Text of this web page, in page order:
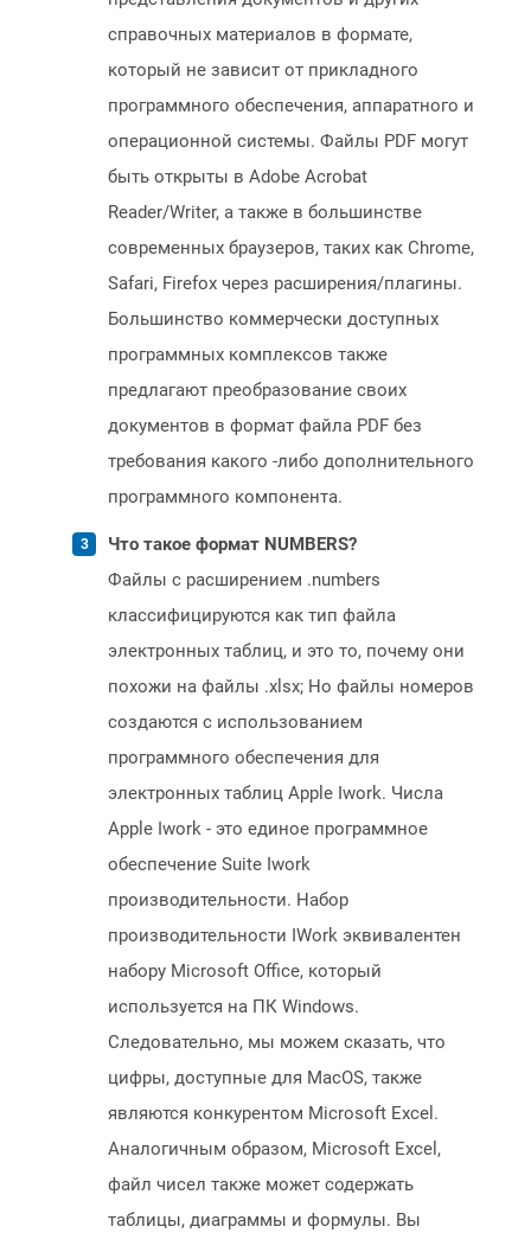
справочных материалов в формате,
который не зависит от прикладного
программного обеспечения, аппаратного и
операционной системы. Файлы PDF могут
быть открыты в Adobe Acrobat
Reader/Writer, а также в большинстве
современных браузеров, таких как Chrome,
Safari, Firefox через расширения/плагины.
Большинство коммерчески доступных
программных комплексов также
предлагают преобразование своих
документов в формат файла PDF без
требования какого -либо дополнительного
программного компонента.
Что такое формат NUMBERS?
Файлы с расширением .numbers
классифицируются как тип файла
электронных таблиц, и это то, почему они
похожи на файлы .xlsx; Но файлы номеров
создаются с использованием
программного обеспечения для
электронных таблиц Apple Iwork. Числа
Apple Iwork - это единое программное
обеспечение Suite Iwork
производительности. Набор
производительности IWork эквивалентен
набору Microsoft Office, который
используется на ПК Windows.
Следовательно, мы можем сказать, что
цифры, доступные для MacOS, также
являются конкурентом Microsoft Excel.
Аналогичным образом, Microsoft Excel,
файл чисел также может содержать
таблицы, диаграммы и формулы. Вы